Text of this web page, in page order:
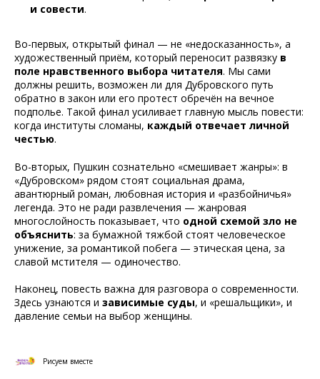
и совести.
Во-первых, открытый финал — не «недосказанность», а
художественный приём, который переносит развязку в
поле нравственного выбора читателя. Мы сами
должны решить, возможен ли для Дубровского путь
обратно в закон или его протест обречён на вечное
подполье. Такой финал усиливает главную мысль повести:
когда институты сломаны, каждый отвечает личной
честью.
Во-вторых, Пушкин сознательно «смешивает жанры»: в
«Дубровском» рядом стоят социальная драма,
авантюрный роман, любовная история и «разбойничья»
легенда. Это не ради развлечения — жанровая
многослойность показывает, что одной схемой зло не
объяснить: за бумажной тяжбой стоят человеческое
унижение, за романтикой побега — этическая цена, за
славой мстителя — одиночество.
Наконец, повесть важна для разговора о современности.
Здесь узнаются и зависимые суды, и «решальщики», и
давление семьи на выбор женщины.
Рисуем вместе